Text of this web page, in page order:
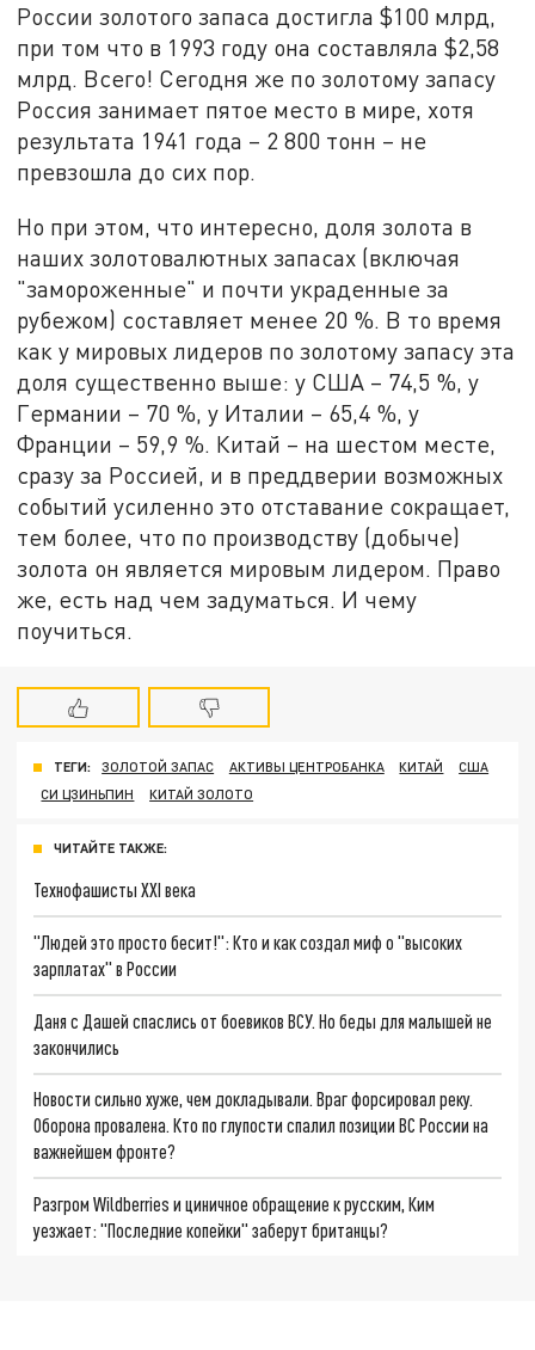
России золотого запаса достигла $100 млрд,
при том что в 1993 году она составляла $2,58
млрд. Всего! Сегодня же по золотому запасу
Россия занимает пятое место в мире, хотя
результата 1941 года – 2 800 тонн – не
превзошла до сих пор.
Но при этом, что интересно, доля золота в
наших золотовалютных запасах (включая
"замороженные" и почти украденные за
рубежом) составляет менее 20 %. В то время
как у мировых лидеров по золотому запасу эта
доля существенно выше: у США – 74,5 %, у
Германии – 70 %, у Италии – 65,4 %, у
Франции – 59,9 %. Китай – на шестом месте,
сразу за Россией, и в преддверии возможных
событий усиленно это отставание сокращает,
тем более, что по производству (добыче)
золота он является мировым лидером. Право
же, есть над чем задуматься. И чему
поучиться.
ТЕГИ: ЗОЛОТОЙ ЗАПАС АКТИВЫ ЦЕНТРОБАНКА КИТАЙ
США
СИ ЦЗИНЬПИН
КИТАЙ ЗОЛОТО
ЧИТАЙТЕ ТАКЖЕ:
Технофашисты XXI века
"Людей это просто бесит!": Кто и как создал миф о "высоких
зарплатах" в России
Даня с Дашей спаслись от боевиков ВСУ. Но беды для малышей не
закончились
Новости сильно хуже, чем докладывали. Враг форсировал реку.
Оборона провалена. Кто по глупости спалил позиции ВС России на
важнейшем фронте?
Разгром Wildberries и циничное обращение к русским, Ким
уезжает: "Последние копейки" заберут британцы?